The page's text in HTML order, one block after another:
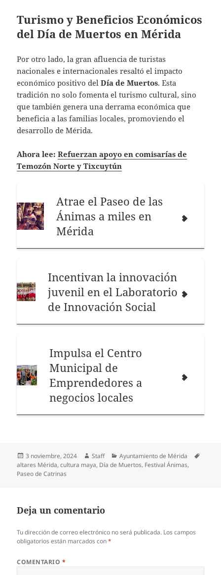
Turismo y Beneficios Económicos
del Día de Muertos en Mérida
Por otro lado, la gran afluencia de turistas
nacionales e internacionales resaltó el impacto
económico positivo delDía de Muertos. Esta
tradición no solo fomenta el turismo cultural, sino
que también genera una derrama económica que
beneficia a las familias locales, promoviendo el
desarrollo de Mérida.
Ahora lee:Refuerzan apoyo en comisarías de
Temozón Norte y Tixcuytún
Atrae el Paseo de las
Ánimas a miles en
Mérida
Incentivan la innovación
juvenil en el Laboratorio
de Innovación Social
Impulsa el Centro
Municipal de
Emprendedores a
negocios locales
Publicado
el
3 noviembre, 2024 Autor
Staff Categorías
Ayuntamiento de Mérida
altares Mérida,cultura maya, Día de Muertos, Festival Ánimas,
Paseo de Catrinas
Deja un comentario
Tu dirección de correo electrónico no será publicada. Los campos
obligatorios están marcados con*
COMENTARIO *